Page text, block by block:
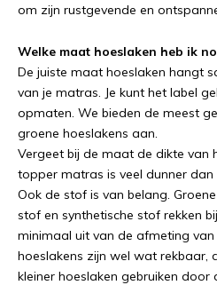
om zijn rustgevende en
Welke maat hoeslaken heb ik
De juiste maat hoeslaken hangt
van je matras. Je kunt het label
opmaten. We bieden de meest
groene hoeslakens aan.
Vergeet bij de maat de dikte van
topper matras is veel dunner
Ook de stof is van belang.
stof en synthetische stof rekken
minimaal uit van de afmeting van
hoeslakens zijn wel wat rekbaar,
kleiner hoeslaken gebruiken door